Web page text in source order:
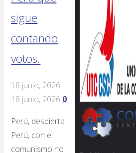
sigue
contando
votos.
18 junio, 2026
18 junio, 2026 0
Perú, despierta
Perú, con el
comunismo no